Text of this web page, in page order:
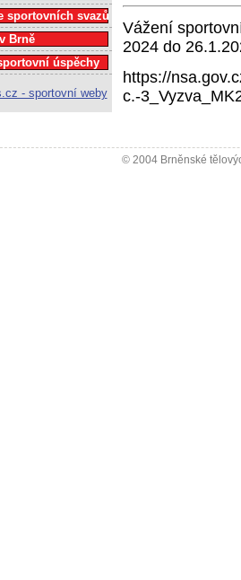
Vážení
2024 do
https://
c.-
sportovních svazů
Brně
úspěchy
© 2004 Brněnské